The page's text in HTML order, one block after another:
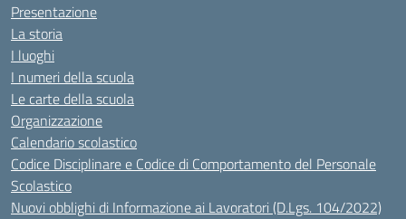
Presentazione
La storia
I luoghi
I numeri della scuola
Le carte della scuola
Organizzazione
Calendario scolastico
Codice Disciplinare e Codice di Comportamento del Personale
Scolastico
Nuovi obblighi di Informazione ai Lavoratori (D.Lgs. 104/2022)